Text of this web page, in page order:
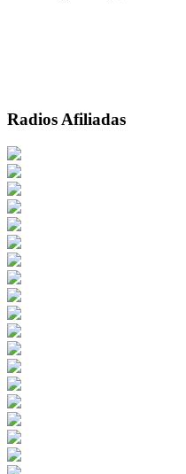
Radios Afiliadas